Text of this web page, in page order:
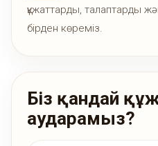
құжаттарды, талаптарды
бірден көреміз.
Біз қандай
аударамыз?